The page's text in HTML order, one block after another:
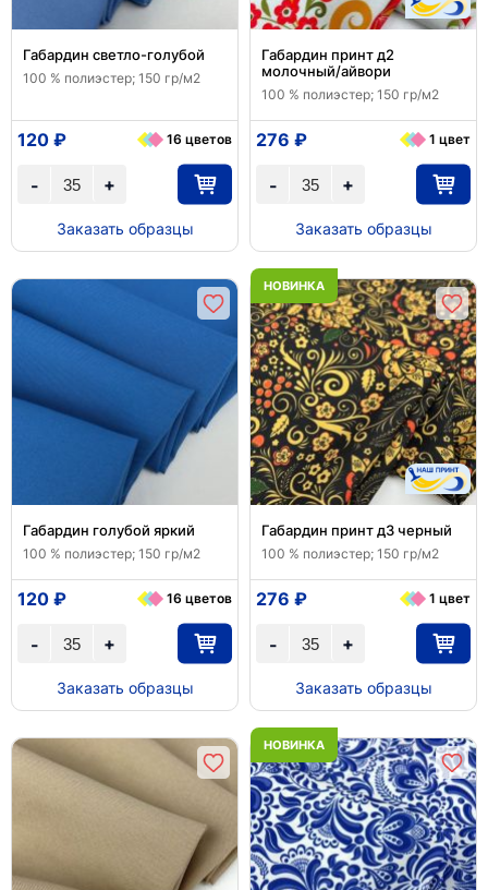
Габардин светло-голубой
100 % полиэстер; 150 гр/м2
+
-
120 ₽ 16 цветов
Заказать образцы
Габардин принт д2
молочный/айвори
100 % полиэстер; 150 гр/м2
+
-
276 ₽ 1 цвет
Заказать образцы
Габардин голубой яркий
100 % полиэстер; 150 гр/м2
+
-
120 ₽ 16 цветов
Заказать образцы
НОВИНКА
Габардин принт д3 черный
100 % полиэстер; 150 гр/м2
+
-
276 ₽ 1 цвет
Заказать образцы
НОВИНКА